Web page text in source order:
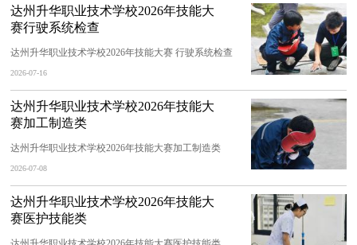
达州升华职业技术学校2026年技能大
赛行驶系统检查
达州升华职业技术学校2026年技能大赛 行驶系统检查
2026-07-16
达州升华职业技术学校2026年技能大
赛加工制造类
达州升华职业技术学校2026年技能大赛加工制造类
2026-07-08
达州升华职业技术学校2026年技能大
赛医护技能类